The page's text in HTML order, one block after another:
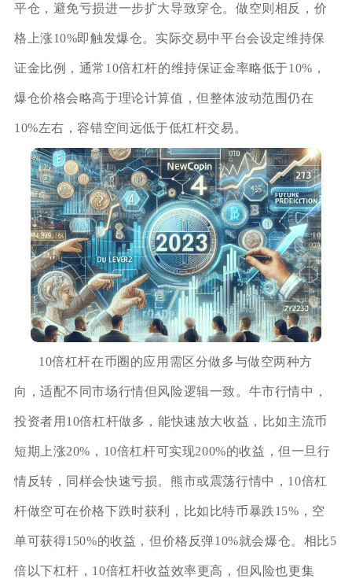
平仓，避免亏损进一步扩大导致穿仓。做空则相反，价
格上涨10%即触发爆仓。实际交易中平台会设定维持保
证金比例，通常10倍杠杆的维持保证金率略低于10%，
爆仓价格会略高于理论计算值，但整体波动范围仍在
10%左右，容错空间远低于低杠杆交易。
10倍杠杆在币圈的应用需区分做多与做空两种方
向，适配不同市场行情但风险逻辑一致。牛市行情中，
投资者用10倍杠杆做多，能快速放大收益，比如主流币
短期上涨20%，10倍杠杆可实现200%的收益，但一旦行
情反转，同样会快速亏损。熊市或震荡行情中，10倍杠
杆做空可在价格下跌时获利，比如比特币暴跌15%，空
单可获得150%的收益，但价格反弹10%就会爆仓。相比5
倍以下杠杆，10倍杠杆收益效率更高，但风险也更集